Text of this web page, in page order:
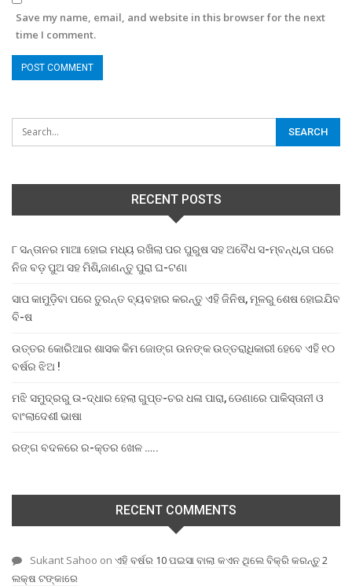
Save my name, email, and website in this browser for the next
time I comment.
RECENT POSTS
୮ ସନ୍ତାନର ମାଆ ହୋଇ ମଧ୍ୟ ରଖିଲା ପର ପୁରୁଷ ସହ ଅବୈଧ ସ-ମ୍ବନ୍ଧ,ତା ପରେ
ନିଜ ବଡ଼ ପୁଅ ସହ ମିଶି,ଜାଣନ୍ତୁ ପୁରା ଘ-ଟଣା
ସାପ କାମୁଡ଼ିବା ପରେ ତୁରନ୍ତ ବ୍ୟବହାର କରନ୍ତୁ ଏହି ଜିନିଷ, ମୂଳରୁ ଶେଷ ହୋଇଯିବ
ବି-ଷ
ଉତ୍ତର କୋରିଆର ଶାସକ କିମ ଜୋଙ୍ଗ ଉନଙ୍କ ଉତ୍ତରାଧିକାରୀ ହେବେ ଏହି ୧୦
ବର୍ଷର ଝିଅ !
ମଝି ସମୁଦ୍ରରୁ ଉ-ଦ୍ଧାର ହେଲା ଗୁପ୍ତ-ଚର ଧଳା ପାରା, ଡେଣାରେ ପାକିସ୍ତାନୀ ଓ
ବାଂଲାଦେଶୀ ଭାଷା
ରଙ୍ଗ ବଦଳରେ ର-କ୍ତର ଖେଳ …..
RECENT COMMENTS
Sukant Sahoo on ଏହି ବର୍ଷର 10 ପଇସା ବାଲା କଏନ ଥିଲେ ବିକ୍ରି କରନ୍ତୁ 2
ଲକ୍ଷ ଟଙ୍କାରେ